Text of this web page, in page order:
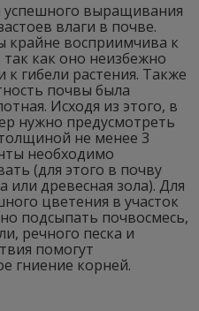
успешного выращивания
влаги в почве.
крайне восприимчива к
как оно неизбежно
к гибели растения. Также
почвы была
Исходя из этого, в
нужно предусмотреть
не менее 3
необходимо
(для этого в почву
или древесная зола). Для
цветения в участок
подсыпать почвосмесь,
речного песка и
помогут
гниение корней.